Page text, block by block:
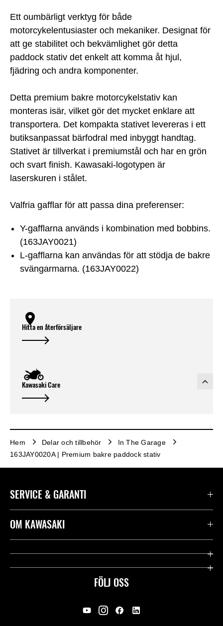
Ett oumbärligt verktyg för både
motorcykelentusiaster och mekaniker. Designat för
att ge stabilitet och bekvämlighet gör detta
paddock stativ det enkelt att komma åt hjul,
fjädring och andra komponenter.
Detta premium bakre motorcykelstativ kan
monteras isär, vilket gör det mycket enklare att
transportera. Det kompakta stativet levereras i ett
butiksanpassat bärfodral med inbyggt handtag.
Stativet är tillverkat i premiumstål och har en grön
och svart finish. Kawasaki-logotypen är
laserskuren i stålet.
Valfria gafflar för att passa dina preferenser:
Y-gafflarna används i kombination med bobbins.
(163JAY0021)
L-gafflarna kan användas för att stödja de bakre
svängarmarna. (163JAY0022)
Hitta en återförsäljare
Kawasaki Care
Hem Delar och tillbehör
In The Garage
163JAY0020A | Premium bakre paddock stativ
FÖLJ OSS
SERVICE & GARANTI
Kontakta oss
Användbara länkar
Rättsligt & Sekretess
OM KAWASAKI
Företag